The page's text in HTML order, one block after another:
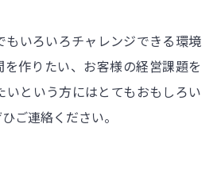
もいろいろチャレンジできる環境
を作りたい、お客様の経営課題を
いという方にはとてもおもしろい
ご連絡ください。